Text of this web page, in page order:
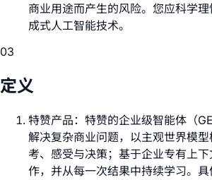
商业用途而产生的风险。您应科学
成式人工智能技术。
03
定义
特赞产品：特赞的企业级智能体（
解决复杂商业问题，以主观世界模
考、感受与决策；基于企业专有上
作，并从每一次结果中持续学习。具